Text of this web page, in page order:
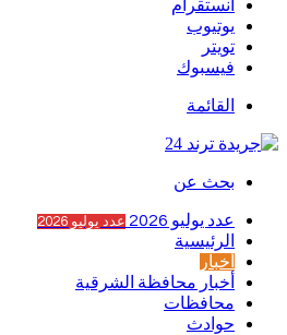
انستقرام
يوتيوب
تويتر
فيسبوك
القائمة
بحث عن
عدد يوليو 2026 عدد يوليو 2026
الرئيسية
أخبار
أخبار محافظة الشرقية
محافظات
حوادث